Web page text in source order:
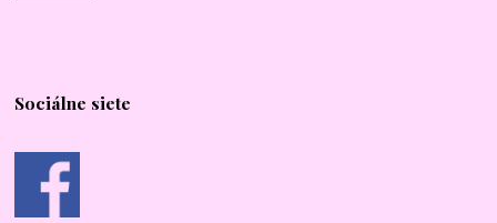
Sociálne siete